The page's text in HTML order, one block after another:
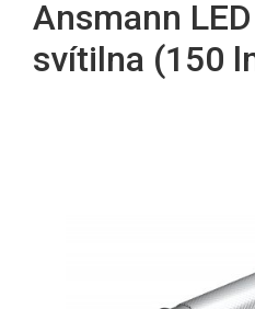
Ansmann
svítilna (150